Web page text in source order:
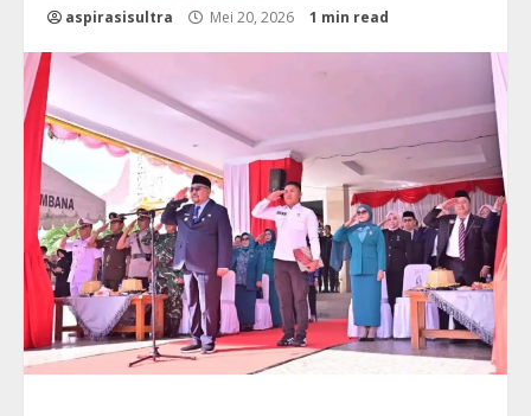
aspirasisultra Mei 20, 2026 1 min read